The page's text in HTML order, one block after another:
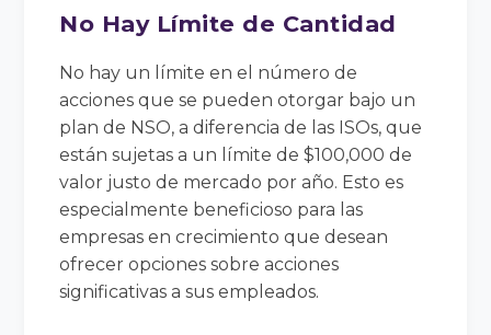
No Hay Límite de Cantidad
No hay un límite en el número de
acciones que se pueden otorgar bajo un
plan de NSO, a diferencia de las ISOs, que
están sujetas a un límite de $100,000 de
valor justo de mercado por año. Esto es
especialmente beneficioso para las
empresas en crecimiento que desean
ofrecer opciones sobre acciones
significativas a sus empleados.